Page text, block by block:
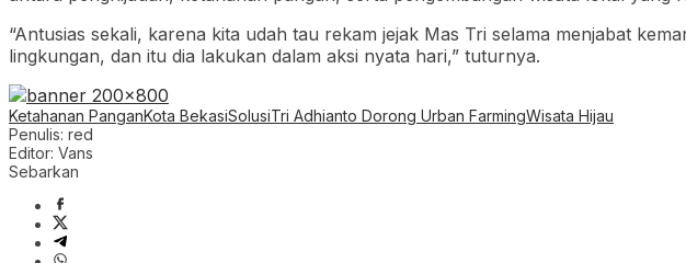
“Antusias sekali, karena kita udah tau rekam jejak Mas Tri selama menjabat
lingkungan, dan itu dia lakukan dalam aksi nyata hari,” tuturnya.
Ketahanan PanganKota BekasiSolusiTri Adhianto Dorong Urban FarmingWisata Hijau
Penulis: red
Editor: Vans
Sebarkan